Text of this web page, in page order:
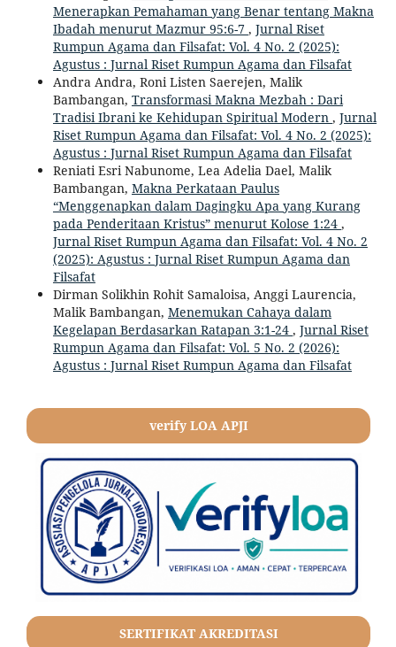
Menerapkan Pemahaman yang Benar tentang Makna
Ibadah menurut Mazmur 95:6-7 , Jurnal Riset
Rumpun Agama dan Filsafat: Vol. 4 No. 2 (2025):
Agustus : Jurnal Riset Rumpun Agama dan Filsafat
Andra Andra, Roni Listen Saerejen, Malik
Bambangan, Transformasi Makna Mezbah : Dari
Tradisi Ibrani ke Kehidupan Spiritual Modern , Jurnal
Riset Rumpun Agama dan Filsafat: Vol. 4 No. 2 (2025):
Agustus : Jurnal Riset Rumpun Agama dan Filsafat
Reniati Esri Nabunome, Lea Adelia Dael, Malik
Bambangan, Makna Perkataan Paulus
“Menggenapkan dalam Dagingku Apa yang Kurang
pada Penderitaan Kristus” menurut Kolose 1:24 ,
Jurnal Riset Rumpun Agama dan Filsafat: Vol. 4 No. 2
(2025): Agustus : Jurnal Riset Rumpun Agama dan
Filsafat
Dirman Solikhin Rohit Samaloisa, Anggi Laurencia,
Malik Bambangan, Menemukan Cahaya dalam
Kegelapan Berdasarkan Ratapan 3:1-24 , Jurnal Riset
Rumpun Agama dan Filsafat: Vol. 5 No. 2 (2026):
Agustus : Jurnal Riset Rumpun Agama dan Filsafat
verify LOA APJI
SERTIFIKAT AKREDITASI